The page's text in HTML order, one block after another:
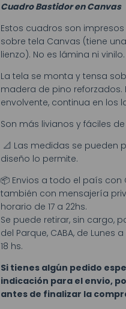
Cuadro Bastidor en Canvas
Estos cuadros son
sobre tela Canvas (tiene
lienzo). No es lámina ni vinilo.
La tela se monta y tensa
madera de pino reforzados.
envolvente, continua en los
Son más livianos y fáciles
📐 Las medidas se pueden
diseño lo permite.
📦 Envios a todo el país con
también con mensajería
horario de 17 a 22hs.
Se puede retirar, sin cargo,
del Parque, CABA, de Lunes a
18 hs.
Si tienes algún pedido
indicación para el envio,
antes de finalizar la